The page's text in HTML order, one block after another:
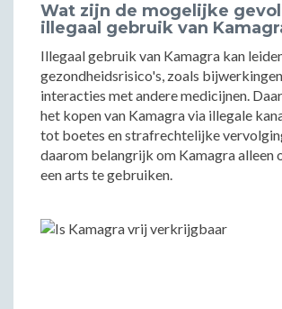
Wat zijn de mogelijke
illegaal gebruik van
Illegaal gebruik van Kamagra kan
gezondheidsrisico's, zoals
interacties met andere medicijnen.
het kopen van Kamagra via illegale
tot boetes en strafrechtelijke
daarom belangrijk om Kamagra alleen
een arts te gebruiken.